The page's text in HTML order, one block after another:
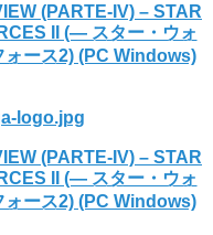
(PARTE-IV) – STAR
II (— スター・ウォ
ォース2) (PC Windows)
logo.jpg
(PARTE-IV) – STAR
II (— スター・ウォ
ォース2) (PC Windows)